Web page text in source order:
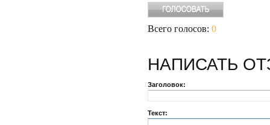
Всего голосов: 0
НАПИСАТЬ
Заголовок:
Текст: